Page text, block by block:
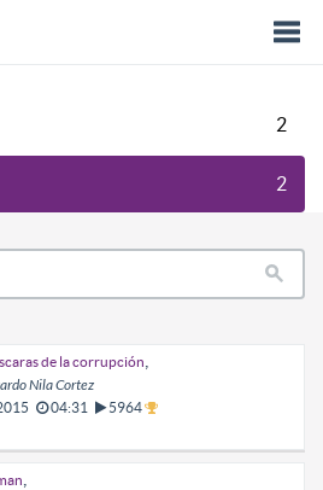
2
2
de la corrupción
Nila Cortez
04:31 5964